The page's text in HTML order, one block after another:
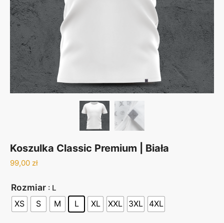
Koszulka Classic Premium | Biała
99,00 zł
Rozmiar : L
XS S M L XL XXL 3XL 4XL